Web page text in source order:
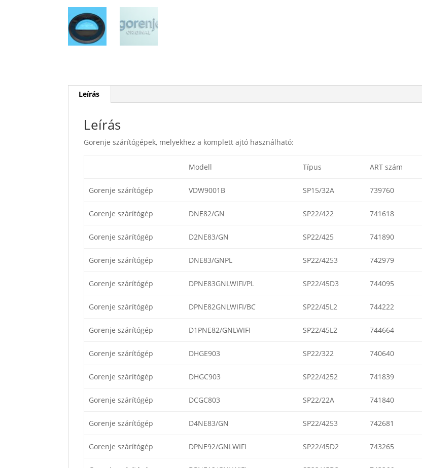
Leírás
Leírás
Gorenje szárítógépek, melyekhez a komplett ajtó használható:
Modell Típus ART szám
Gorenje szárítógép VDW9001B SP15/32A 739760
Gorenje szárítógép DNE82/GN SP22/422 741618
Gorenje szárítógép D2NE83/GN SP22/425 741890
Gorenje szárítógép DNE83/GNPL SP22/4253 742979
Gorenje szárítógép DPNE83GNLWIFI/PL SP22/45D3 744095
Gorenje szárítógép DPNE82GNLWIFI/BC SP22/45L2 744222
Gorenje szárítógép D1PNE82/GNLWIFI SP22/45L2 744664
Gorenje szárítógép DHGE903 SP22/322 740640
Gorenje szárítógép DHGC903 SP22/4252 741839
Gorenje szárítógép DCGC803 SP22/22A 741840
Gorenje szárítógép D4NE83/GN SP22/4253 742681
Gorenje szárítógép DPNE92/GNLWIFI SP22/45D2 743265